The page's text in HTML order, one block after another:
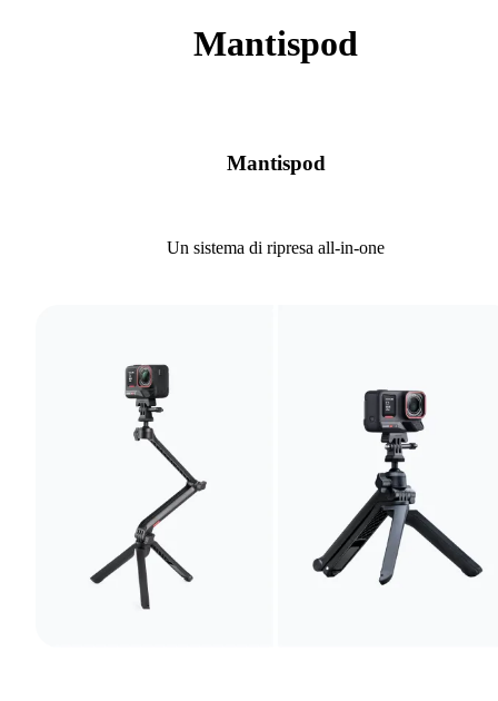
Mantispod
Mantispod
Un sistema di ripresa all-in-one